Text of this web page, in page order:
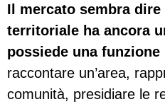
Il mercato sembra dire
territoriale ha ancora
possiede una
raccontare un’area,
comunità, presidiare le